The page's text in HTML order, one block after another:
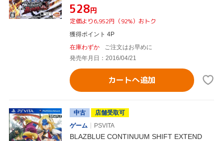
¥528円
定価より6,952円（92%）おトク
獲得ポイント 4P
在庫わずか
ご注文はお早めに
発売年月日：2016/04/21
カートへ追加
中古
店舗受取可
ゲーム
PSVITA
BLAZBLUE CONTINUUM SHIFT EXTEND